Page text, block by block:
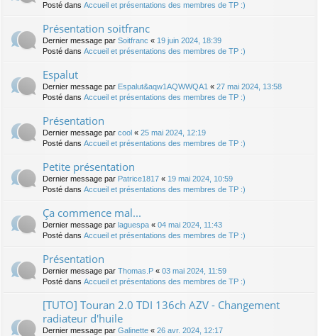
Posté dans Accueil et présentations des membres de TP :)
Présentation soitfranc
Dernier message par Soitfranc « 19 juin 2024, 18:39
Posté dans Accueil et présentations des membres de TP :)
Espalut
Dernier message par Espalut&aqw1AQWWQA1 « 27 mai 2024, 13:58
Posté dans Accueil et présentations des membres de TP :)
Présentation
Dernier message par cool « 25 mai 2024, 12:19
Posté dans Accueil et présentations des membres de TP :)
Petite présentation
Dernier message par Patrice1817 « 19 mai 2024, 10:59
Posté dans Accueil et présentations des membres de TP :)
Ça commence mal...
Dernier message par laguespa « 04 mai 2024, 11:43
Posté dans Accueil et présentations des membres de TP :)
Présentation
Dernier message par Thomas.P « 03 mai 2024, 11:59
Posté dans Accueil et présentations des membres de TP :)
[TUTO] Touran 2.0 TDI 136ch AZV - Changement
radiateur d'huile
Dernier message par Galinette « 26 avr. 2024, 12:17